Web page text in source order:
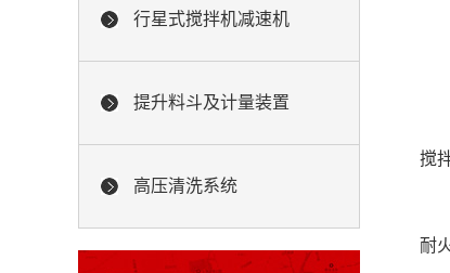
行星式搅拌机减速机
提升料斗及计量装置
高压清洗系统
搅
耐